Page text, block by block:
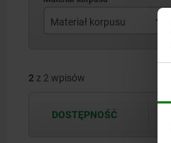
Materiał korpusu
stal nierdzewna
2 z 2 wpisów
DOSTĘPNOŚĆ